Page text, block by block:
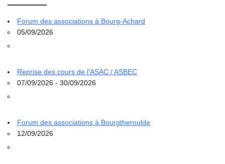
Forum des associations à Bourg-Achard
05/09/2026
Reprise des cours de l'ASAC / ASBEC
07/09/2026 - 30/09/2026
Forum des associations à Bourgtheroulde
12/09/2026